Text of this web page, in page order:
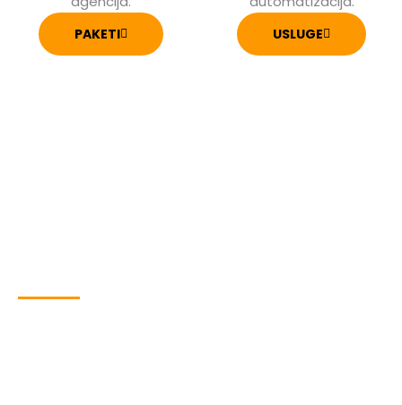
PAKETI USLUGE